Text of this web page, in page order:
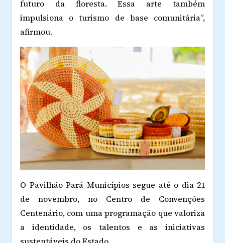
futuro da floresta. Essa arte também
impulsiona o turismo de base comunitária”,
afirmou.
O Pavilhão Pará Municípios segue até o dia 21
de novembro, no Centro de Convenções
Centenário, com uma programação que valoriza
a identidade, os talentos e as iniciativas